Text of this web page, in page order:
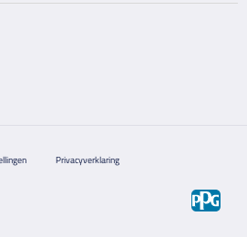
Privacyverklaring